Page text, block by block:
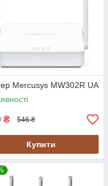
Mercusys MW302R UA
₴ 546 ₴
Купити